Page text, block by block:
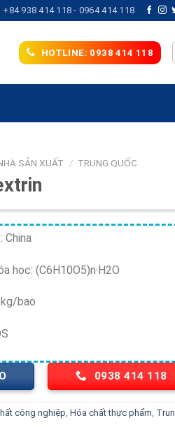
+84 938 414 118 - 0964 414 118
HOTLINE: 0938 414 118
SẢN XUẤT / TRUNG QUỐC
China
học: (C6H10O5)n·H2O
bao
0938 414 118
công nghiệp ,Hóa chất thực phẩm